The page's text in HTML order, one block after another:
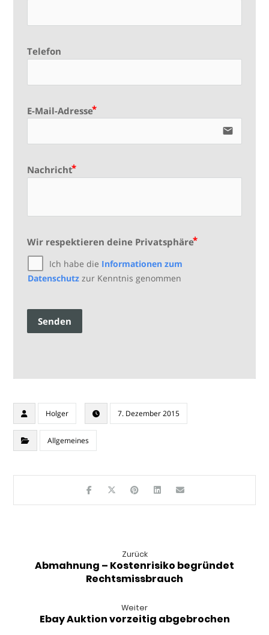
Telefon
E-Mail-Adresse
email
Nachricht
Wir respektieren deine Privatsphäre
Ich habe die Informationen zum
Datenschutzzur Kenntnis genommen
Senden
Holger 7. Dezember 2015
Allgemeines
Zurück
Abmahnung – Kostenrisiko begründet
Rechtsmissbrauch
Weiter
Ebay Auktion vorzeitig abgebrochen